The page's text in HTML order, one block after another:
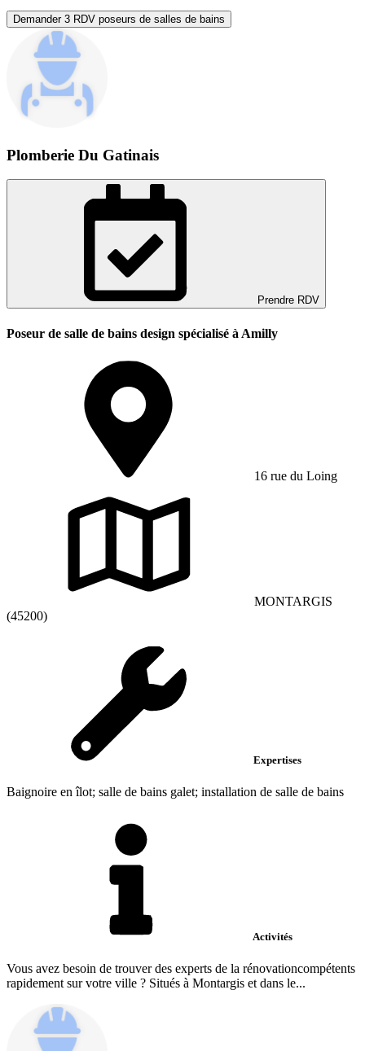
Demander 3 RDV poseurs de salles de bains
Plomberie Du Gatinais
Prendre RDV
Poseur de salle de bains design spécialisé à Amilly
16 rue du Loing
MONTARGIS
(45200)
Expertises
Baignoire en îlot; salle de bains galet; installation de salle de bains
Activités
Vous avez besoin de trouver des experts de la rénovationcompétents
rapidement sur votre ville ? Situés à Montargis et dans le...